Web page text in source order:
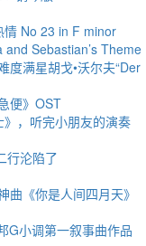
情 No 23 in F minor
and Sebastian’s Theme
度满星胡戈•沃尔夫“Der
便》OST
，听完小朋友的演奏
行沦陷了
曲《你是人间四月天》
G小调第一叙事曲作品